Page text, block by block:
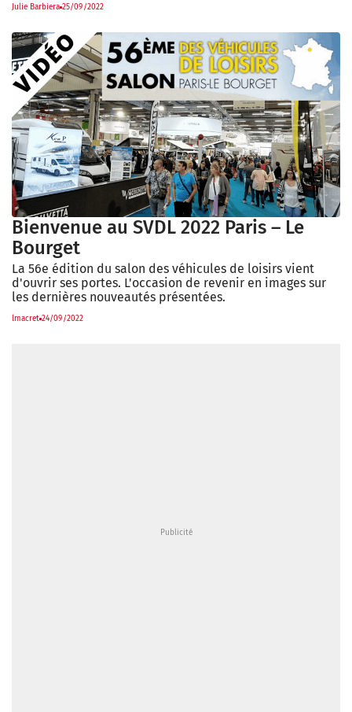
Julie Barbiera 25/09/2022
Bienvenue au SVDL 2022 Paris – Le
Bourget
La 56e édition du salon des véhicules de loisirs vient
d'ouvrir ses portes. L'occasion de revenir en images sur
les dernières nouveautés présentées.
lmacret 24/09/2022